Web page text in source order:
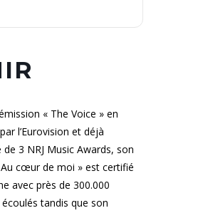
« The Voice » en
l’Eurovision et déjà
3 NRJ Music Awards, son
cœur de moi » est certifié
avec près de 300.000
tandis que son